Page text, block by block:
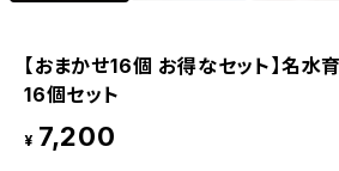
【おまかせ16個 お得なセット】名水
16個セット
¥ 7,200